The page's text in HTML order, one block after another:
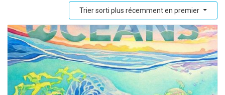
Trier sorti plus récemment en premier